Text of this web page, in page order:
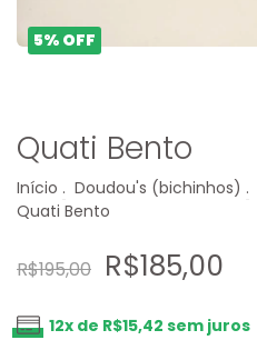
Quati Bento
Início . Doudou's (bichinhos) .
Quati Bento
R$195,00 R$185,00
12x de R$15,42 sem juros
5% OFF